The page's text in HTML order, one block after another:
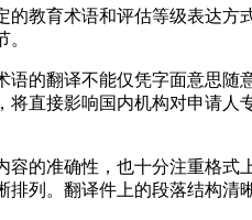
教育术语和评估等级表达方
的翻译不能仅凭字面意思随
直接影响国内机构对申请人
的准确性，也十分注重格式
列。翻译件上的段落结构清